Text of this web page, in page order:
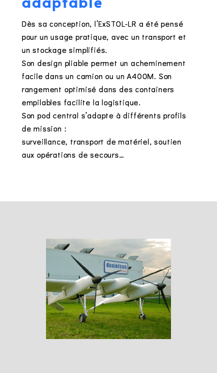
Dès sa conception, l’ExSTOL-LR a été pensé
pour un usage pratique, avec un transport et
un stockage simplifiés.
Son design pliable permet un acheminement
facile dans un camion ou un A400M. Son
rangement optimisé dans des containers
empilables facilite la logistique.
Son pod central s’adapte à différents profils
de mission :
surveillance, transport de matériel, soutien
aux opérations de secours…